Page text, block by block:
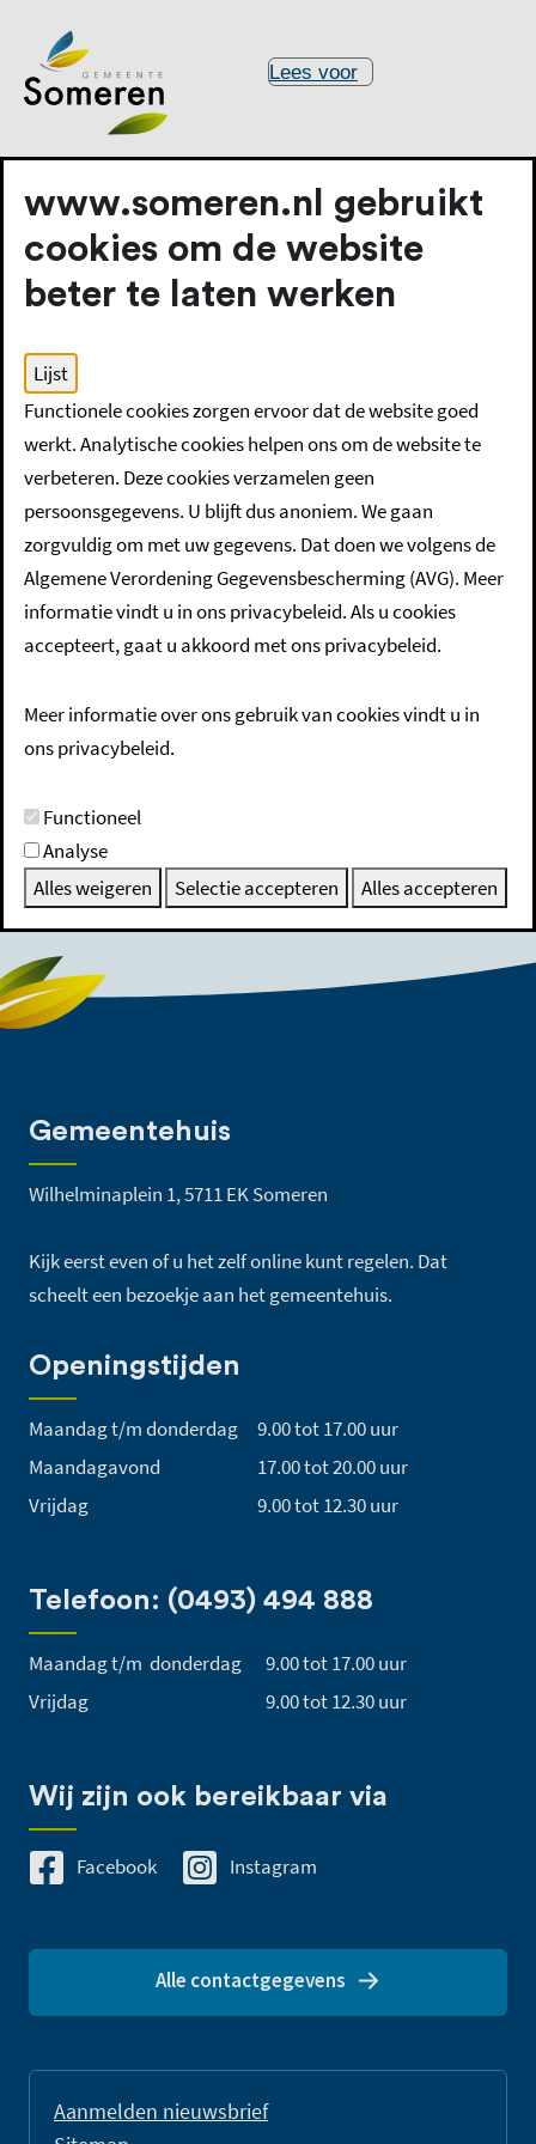
Lees voor
Groenstrook of restgrond kopen, huren of gebruiken
Groenstrook of
restgrond kopen,
huren of gebruiken
Wetgeving
Gemeentehuis
Wilhelminaplein 1, 5711 EK Someren
Kijk eerst even of u het zelf online kunt regelen. Dat
scheelt een bezoekje aan het gemeentehuis.
Openingstijden
Maandag t/m donderdag
9.00 tot 17.00 uur
Maandagavond
17.00 tot 20.00 uur
Vrijdag
9.00 tot 12.30 uur
Telefoon: (0493) 494 888
Maandag t/m donderdag
9.00 tot 17.00 uur
Vrijdag
9.00 tot 12.30 uur
Wij zijn ook bereikbaar via
Facebook Instagram
Alle contactgegevens
Aanmelden nieuwsbrief
www.someren.nl gebruikt
cookies om de website
beter te laten werken
Lijst
Functionele cookies zorgen ervoor dat de website goed
werkt. Analytische cookies helpen ons om de website te
verbeteren. Deze cookies verzamelen geen
persoonsgegevens. U blijft dus anoniem. We gaan
zorgvuldig om met uw gegevens. Dat doen we volgens de
Algemene Verordening Gegevensbescherming (AVG). Meer
informatie vindt u in ons privacybeleid. Als u cookies
accepteert, gaat u akkoord met ons privacybeleid.
Meer informatie over ons gebruik van cookies vindt u in
ons privacybeleid.
Functioneel
Analyse
Alles weigeren
Selectie accepteren Alles accepteren